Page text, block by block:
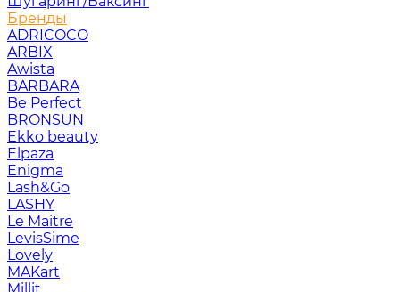
Бренды
ADRICOCO
ARBIX
Awista
BARBARA
Be Perfect
BRONSUN
Ekko beauty
Elpaza
Enigma
Lash&Go
LASHY
Le Maitre
LevisSime
Lovely
MAKart